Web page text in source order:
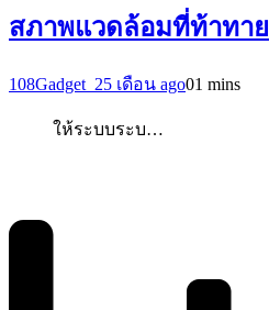
สภาพแวดล้อมที่ท้าทาย
108Gadget_25 เดือน ago01 mins
ให้ระบบระบ…